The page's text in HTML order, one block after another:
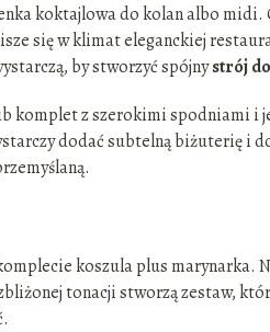
koktajlowa do kolan albo midi.
się w klimat eleganckiej
by stworzyć spójnystrój
komplet z szerokimi spodniami i
dodać subtelną biżuterię i
koszula plus marynarka.
tonacji stworzą zestaw,